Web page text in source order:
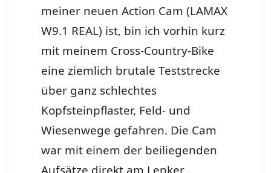
meiner neuen Action Cam (LAMAX
W9.1 REAL) ist, bin ich vorhin kurz
mit meinem Cross-Country-Bike
eine ziemlich brutale Teststrecke
über ganz schlechtes
Kopfsteinpflaster, Feld- und
Wiesenwege gefahren. Die Cam
war mit einem der beiliegenden
Aufsätze direkt am Lenker